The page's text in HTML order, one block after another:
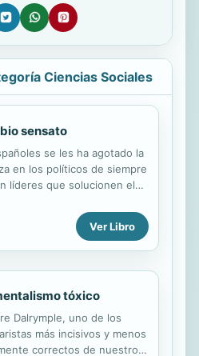
Ciencias Sociales
sensato
se les ha agotado la
en los políticos de siempre
líderes que solucionen el
una crisis mal gestionada.
quieren saber qué piensa
presidente de Ciudadanos,
empleo, si los de siempre
que seguir pagando los
si defiende la sanidad
o con qué modelo
Ver Libro
tóxico
Dalrymple, uno de los
más incisivos y menos
correctos de nuestros